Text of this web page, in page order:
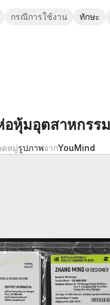
กรณีการใช้งาน ทักษะ
อหุ้มอุตสาหกรร
หมู่รูปภาพจากYouMind